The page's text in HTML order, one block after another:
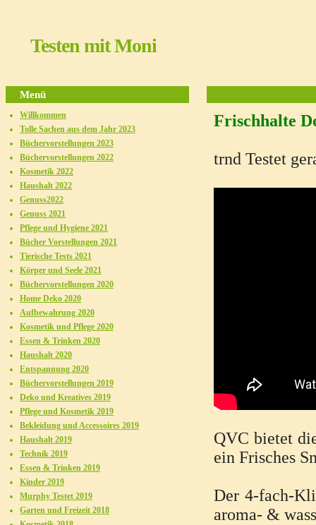
Testen mit Moni
Frischhalte
trnd Testet
QVC bietet
ein Frisches
Der 4-fach-
aroma- &
Menü
Willkommen
Tolle Sachen aus dem Jahr 2023
Büchervorstellungen 2023
Büchervorstellungen 2022
Kosmetik 2022
Haushalt 2022
Genuss2022
Genuss 2021
Pflege und Hygiene 2021
Bücher Vorstellungen 2021
Tierische Tests 2021
Körper und Seele 2021
Büchervorstellungen 2020
Home Deko 2020
Aufbewahrung 2020
Kosmetik und Pflege 2020
Essen & Trinken 2020
Haushalt 2020
Entspannung 2020
Büchervorstellungen 2019
Deko und Kreatives 2019
Pflege und Kosmetik 2019
Bekleidung und Accessoires 2019
Haushalt 2019
Technik 2019
Essen & Trinken 2019
Kinder 2019
Murphy Testet 2019
Garten und Freizeit 2018